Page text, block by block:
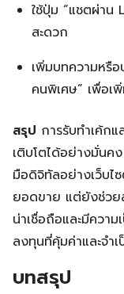
ใช้ปุ่ม “แชตผ่าน
สะดวก
เพิ่มบทความหรือ
คนพิเศษ” เพื่อเ
สรุป การรับทำเค้กแ
เติบโตได้อย่างมั่นค
มือดิจิทัลอย่างเว็บไ
ยอดขาย แต่ยังช่วย
น่าเชื่อถือและมีควา
ลงทุนที่คุ้มค่าและจำ
บทสรุป